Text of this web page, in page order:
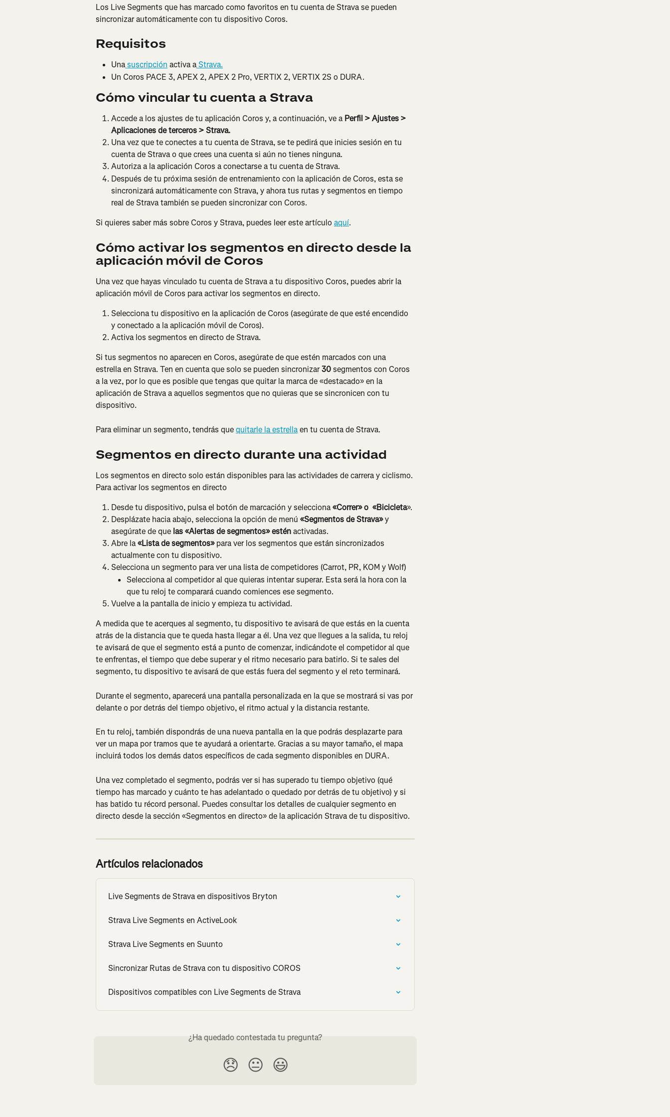
Los Live Segments que has marcado como favoritos en tu cuenta de Strava se pueden
sincronizar automáticamente con tu dispositivo Coros.
Requisitos
Una suscripción activa a Strava.
Un Coros PACE 3, APEX 2, APEX 2 Pro, VERTIX 2, VERTIX 2S o DURA.
Cómo vincular tu cuenta a Strava
Accede a los ajustes de tu aplicación Coros y, a continuación, ve a Perfil > Ajustes >
Aplicaciones de terceros > Strava.
Una vez que te conectes a tu cuenta de Strava, se te pedirá que inicies sesión en tu
cuenta de Strava o que crees una cuenta si aún no tienes ninguna.
Autoriza a la aplicación Coros a conectarse a tu cuenta de Strava.
Después de tu próxima sesión de entrenamiento con la aplicación de Coros, esta se
sincronizará automáticamente con Strava, y ahora tus rutas y segmentos en tiempo
real de Strava también se pueden sincronizar con Coros.
Si quieres saber más sobre Coros y Strava, puedes leer este artículo aquí.
Cómo activar los segmentos en directo desde la
aplicación móvil de Coros
Una vez que hayas vinculado tu cuenta de Strava a tu dispositivo Coros, puedes abrir la
aplicación móvil de Coros para activar los segmentos en directo.
Selecciona tu dispositivo en la aplicación de Coros (asegúrate de que esté encendido
y conectado a la aplicación móvil de Coros).
Activa los segmentos en directo de Strava.
Si tus segmentos no aparecen en Coros, asegúrate de que estén marcados con una
estrella en Strava. Ten en cuenta que solo se pueden sincronizar 30 segmentos con Coros
a la vez, por lo que es posible que tengas que quitar la marca de «destacado» en la
aplicación de Strava a aquellos segmentos que no quieras que se sincronicen con tu
dispositivo.
Para eliminar un segmento, tendrás que quitarle la estrella en tu cuenta de Strava.
Segmentos en directo durante una actividad
Los segmentos en directo solo están disponibles para las actividades de carrera y ciclismo.
Para activar los segmentos en directo
Desde tu dispositivo, pulsa el botón de marcación y selecciona «Correr» o «Bicicleta».
Desplázate hacia abajo, selecciona la opción de menú «Segmentos de Strava» y
asegúrate de que las «Alertas de segmentos» estén activadas.
Abre la «Lista de segmentos» para ver los segmentos que están sincronizados
actualmente con tu dispositivo.
Selecciona un segmento para ver una lista de competidores (Carrot, PR, KOM y Wolf)
Selecciona al competidor al que quieras intentar superar. Esta será la hora con la
que tu reloj te comparará cuando comiences ese segmento.
Vuelve a la pantalla de inicio y empieza tu actividad.
A medida que te acerques al segmento, tu dispositivo te avisará de que estás en la cuenta
atrás de la distancia que te queda hasta llegar a él. Una vez que llegues a la salida, tu reloj
te avisará de que el segmento está a punto de comenzar, indicándote el competidor al que
te enfrentas, el tiempo que debe superar y el ritmo necesario para batirlo. Si te sales del
segmento, tu dispositivo te avisará de que estás fuera del segmento y el reto terminará.
Durante el segmento, aparecerá una pantalla personalizada en la que se mostrará si vas por
delante o por detrás del tiempo objetivo, el ritmo actual y la distancia restante.
En tu reloj, también dispondrás de una nueva pantalla en la que podrás desplazarte para
ver un mapa por tramos que te ayudará a orientarte. Gracias a su mayor tamaño, el mapa
incluirá todos los demás datos específicos de cada segmento disponibles en DURA.
Una vez completado el segmento, podrás ver si has superado tu tiempo objetivo (qué
tiempo has marcado y cuánto te has adelantado o quedado por detrás de tu objetivo) y si
has batido tu récord personal. Puedes consultar los detalles de cualquier segmento en
directo desde la sección «Segmentos en directo» de la aplicación Strava de tu dispositivo.
Artículos relacionados
Live Segments de Strava en dispositivos Bryton
Strava Live Segments en ActiveLook
Strava Live Segments en Suunto
Sincronizar Rutas de Strava con tu dispositivo COROS
Dispositivos compatibles con Live Segments de Strava
¿Ha quedado contestada tu pregunta?
😞 😐 😃